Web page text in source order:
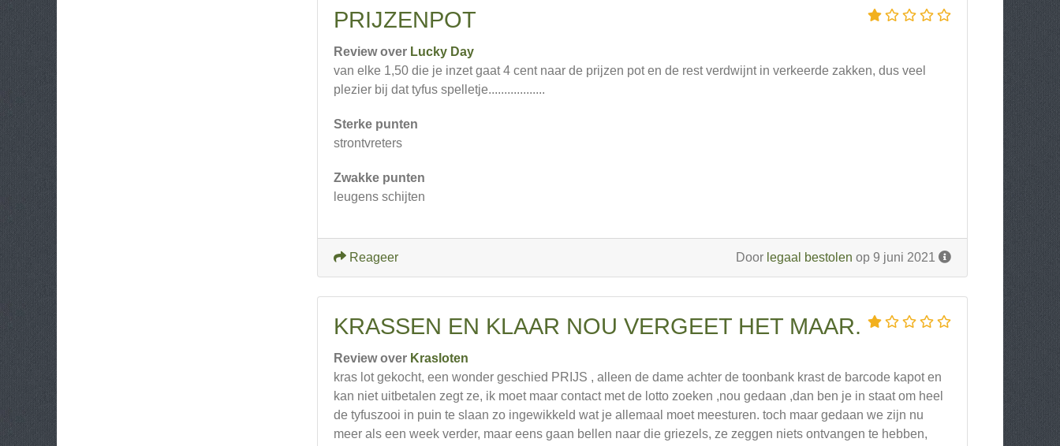
PRIJZENPOT
Review over Lucky Day
van elke 1,50 die je inzet gaat 4 cent naar de prijzen pot en de rest verdwijnt in verkeerde zakken, dus veel
plezier bij dat tyfus spelletje..................
Sterke punten
strontvreters
Zwakke punten
leugens schijten
Door legaal bestolen op 9 juni 2021
Reageer
KRASSEN EN KLAAR NOU VERGEET HET MAAR.
Review over Krasloten
kras lot gekocht, een wonder geschied PRIJS , alleen de dame achter de toonbank krast de barcode kapot en
kan niet uitbetalen zegt ze, ik moet maar contact met de lotto zoeken ,nou gedaan ,dan ben je in staat om heel
de tyfuszooi in puin te slaan zo ingewikkeld wat je allemaal moet meesturen. toch maar gedaan we zijn nu
meer als een week verder, maar eens gaan bellen naar die griezels, ze zeggen niets ontvangen te hebben,